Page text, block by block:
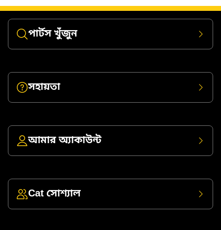
পার্টস খুঁজুন
সহায়তা
আমার অ্যাকাউন্ট
Cat সোশ্যাল